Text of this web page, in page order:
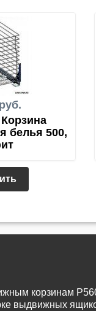
белья 500,
корзинам
выдвижных